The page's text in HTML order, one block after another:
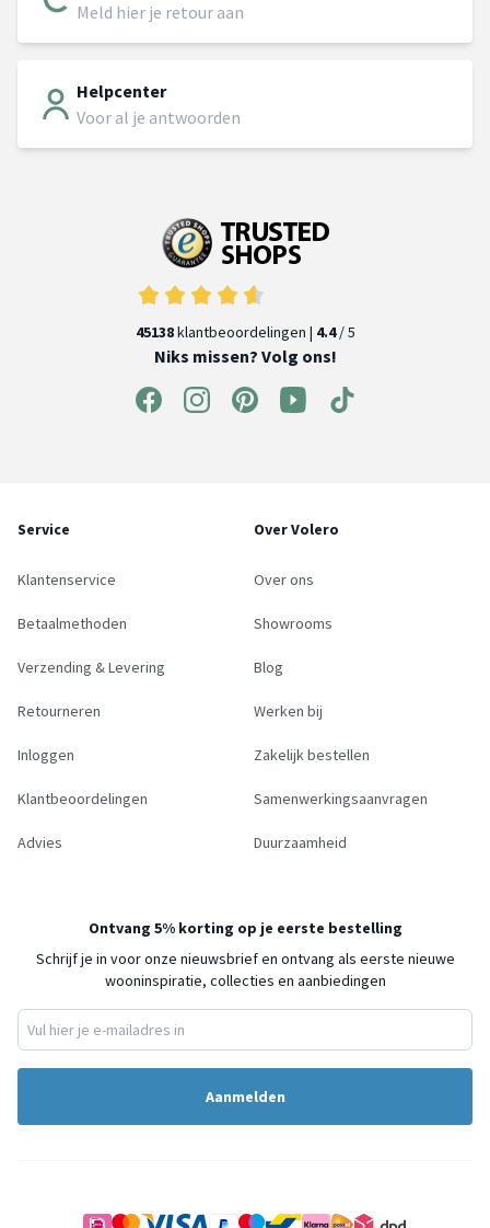
Meld hier je retour aan
Helpcenter
Voor al je antwoorden
45138klantbeoordelingen | 4.4/ 5
Niks missen? Volg ons!
Service
Klantenservice
Betaalmethoden
Verzending & Levering
Retourneren
Inloggen
Klantbeoordelingen
Advies
Over Volero
Over ons
Showrooms
Blog
Werken bij
Zakelijk bestellen
Samenwerkingsaanvragen
Duurzaamheid
Ontvang 5% korting op je eerste bestelling
Schrijf je in voor onze nieuwsbrief en ontvang als eerste nieuwe
wooninspiratie, collecties en aanbiedingen
Aanmelden